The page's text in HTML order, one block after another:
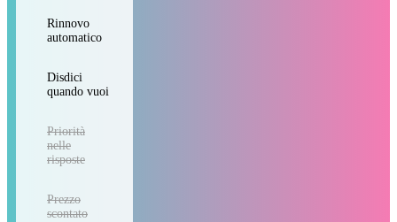
Rinnovo
automatico
Disdici
quando vuoi
Priorità
nelle
risposte
Prezzo
scontato